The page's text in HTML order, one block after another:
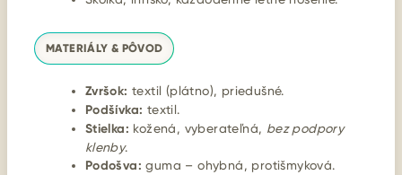
MATERIÁLY & PÔVOD
Zvršok: textil (plátno), priedušné.
Podšívka: textil.
Stielka: kožená, vyberateľná, bez podpory
klenby.
Podošva: guma – ohybná, protišmyková.